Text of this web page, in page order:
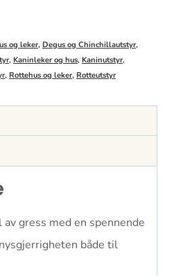
og leker, Degus og Chinchillautstyr,
, Kaninleker og hus, Kaninutstyr,
, Rottehus og leker, Rotteutstyr
gress med en spennende
både til